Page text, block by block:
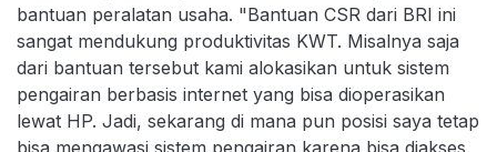
bantuan peralatan usaha. "Bantuan CSR dari BRI ini
sangat mendukung produktivitas KWT. Misalnya saja
dari bantuan tersebut kami alokasikan untuk sistem
pengairan berbasis internet yang bisa dioperasikan
lewat HP. Jadi, sekarang di mana pun posisi saya tetap
bisa mengawasi sistem pengairan karena bisa diakses